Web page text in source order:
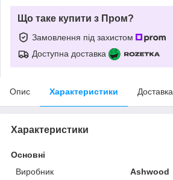
Що таке купити з Пром?
Замовлення під захистом
Доступна доставка
Опис Характеристики Доставка
Характеристики
Основні
Виробник
Ashwood